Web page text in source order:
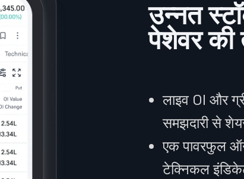
उन्नत
पेशेवर
लाइव OI और
समझदारी से
एक पावरफुल
टेक्निकल